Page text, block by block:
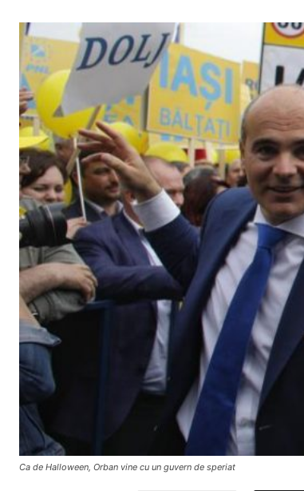
Ca de Halloween, Orban vine cu un guvern de speriat